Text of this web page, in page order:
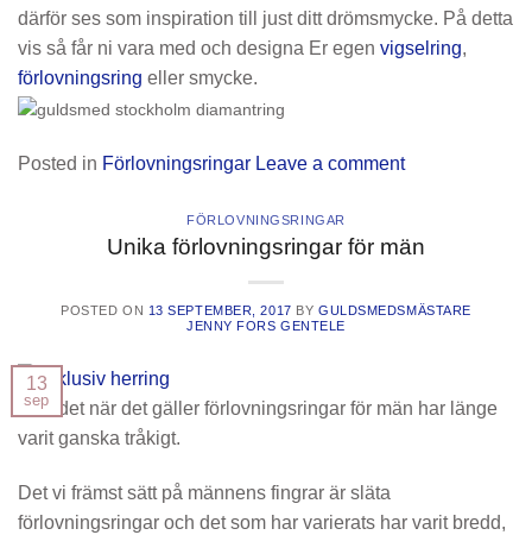
därför ses som inspiration till just ditt drömsmycke. På detta
vis så får ni vara med och designa Er egen vigselring,
förlovningsring eller smycke.
Posted in Förlovningsringar Leave a comment
FÖRLOVNINGSRINGAR
Unika förlovningsringar för män
POSTED ON 13 SEPTEMBER, 2017 BY GULDSMEDSMÄSTARE
JENNY FORS GENTELE
13
sep
Utbudet när det gäller förlovningsringar för män har länge
varit ganska tråkigt.
Det vi främst sätt på männens fingrar är släta
förlovningsringar och det som har varierats har varit bredd,